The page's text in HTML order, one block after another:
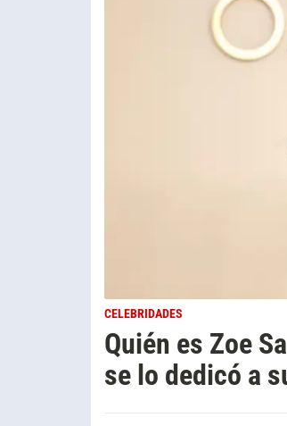
CELEBRIDADES
Quién es Zoe
se lo dedicó a